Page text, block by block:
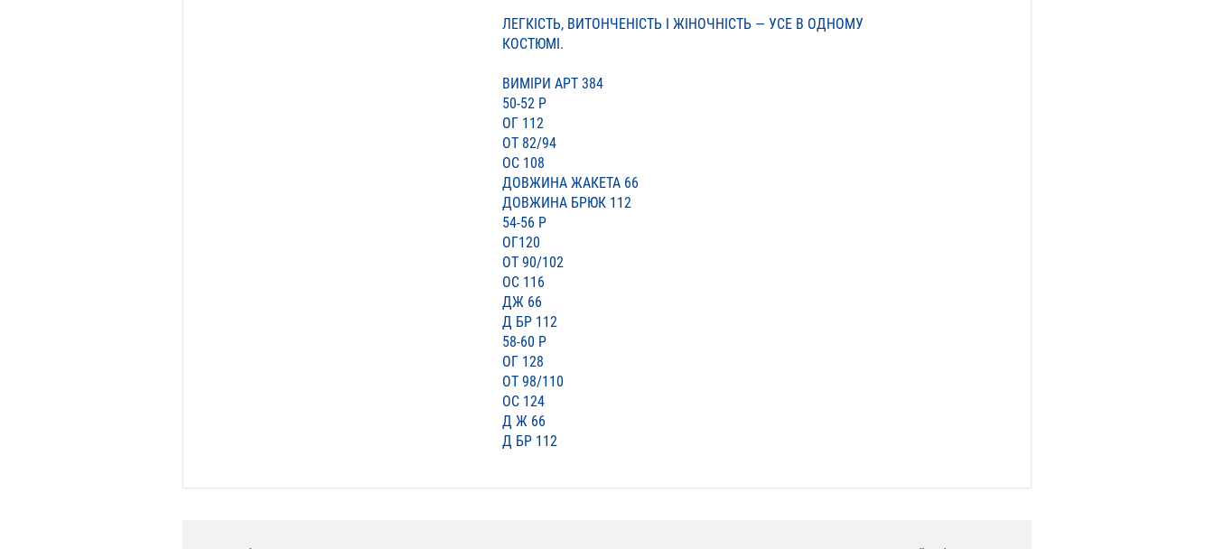
ЛЕГКІСТЬ, ВИТОНЧЕНІСТЬ І ЖІНОЧНІСТЬ — УСЕ В ОДНОМУ
КОСТЮМІ.
ВИМІРИ АРТ 384
50-52 Р
ОГ 112
ОТ 82/94
ОС 108
ДОВЖИНА ЖАКЕТА 66
ДОВЖИНА БРЮК 112
54-56 Р
ОГ120
ОТ 90/102
ОС 116
ДЖ 66
Д БР 112
58-60 Р
ОГ 128
ОТ 98/110
ОС 124
Д Ж 66
Д БР 112